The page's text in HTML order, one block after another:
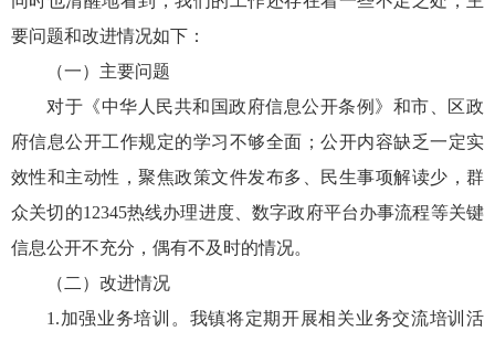
要问题和改进情况如下：
（一）主要问题
对于《中华人民共和国政府信息公开条例》和市、区政
府信息公开工作规定的学习不够全面；公开内容缺乏一定实
效性和主动性，聚焦政策文件发布多、民生事项解读少，群
众关切的12345热线办理进度、数字政府平台办事流程等关键
信息公开不充分，偶有不及时的情况。
（二）改进情况
1.加强业务培训。我镇将定期开展相关业务交流培训活